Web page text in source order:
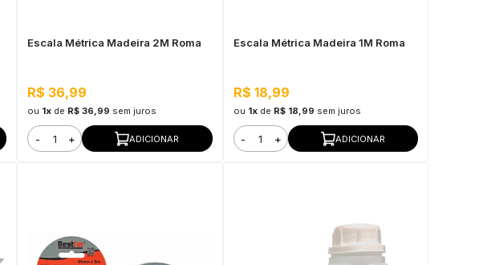
Escala Métrica Madeira 2M Roma
R$ 36,99
ou 1x de R$ 36,99 sem juros
- + ADICIONAR
Escala Métrica Madeira 1M Roma
R$ 18,99
ou 1xde R$ 18,99 sem juros
- + ADICIONAR